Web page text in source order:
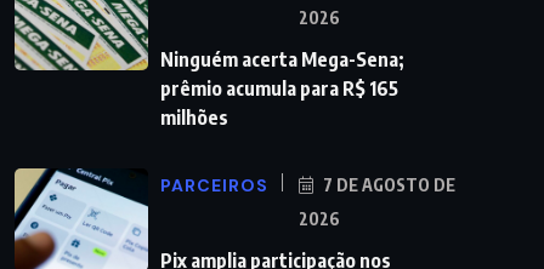
2026
Ninguém acerta Mega-Sena;
prêmio acumula para R$ 165
milhões
PARCEIROS
7 DE AGOSTO DE
2026
Pix amplia participação nos